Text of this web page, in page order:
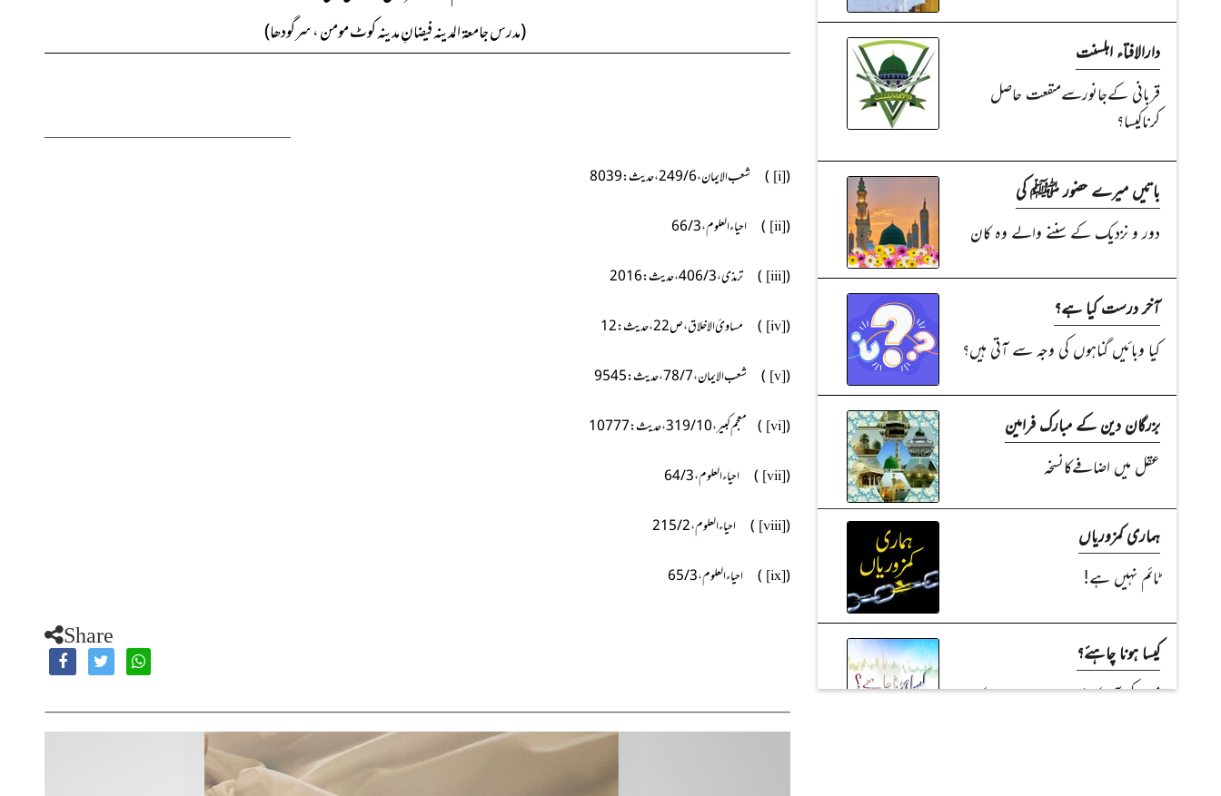
(مدرس جامعۃ المدینہ فیضانِ مدینہ کوٹ مومن ، سرگودھا)
(
[i] ) شعب الایمان ، 6 / 249 ، حدیث : 8039
(
[ii] ) احیاء العلوم ، 3 / 66
(
[iii] ) ترمذی ، 3 / 406 ، حدیث : 2016
(
[iv] ) مساویٔ الاخلاق ، ص22 ، حديث : 12
(
[v] ) شعب الايمان ، 7 / 78 ، حديث : 9545
(
[vi] ) معجم کبیر ، 10 / 319 ، حدیث : 10777
(
[vii] ) احیاء العلوم ، 3 / 64
(
[viii] ) احیاء العلوم ، 2 / 215
(
[ix] ) احیاء العلوم ، 3 / 65
Share
دارالافتاء اہلسنت
قربانی کےجانورسےمنفعت حاصل
کرناکیسا؟
باتیں میرے حضور ﷺ کی
دور و نزدیک کے سننے والے وہ کان
آخر درست کیا ہے؟
کیا وبائیں گناہوں کی وجہ سے آتی ہیں؟
بزرگان دین کے مبارک فرامین
عقل میں اضافےکانسخہ
ہماری کمزوریاں
ٹائم نہیں ہے!
کیسا ہونا چاہئے؟
مسجد کی آبادکاری میں امام صاحب کا